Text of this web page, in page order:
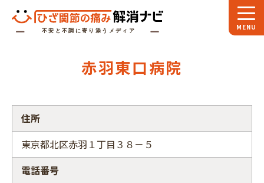
スペシャル 対談
お役立ちコラム
専門家インタビュー
赤羽東口病院
住所
東京都北区赤羽１丁目３８－５
電話番号